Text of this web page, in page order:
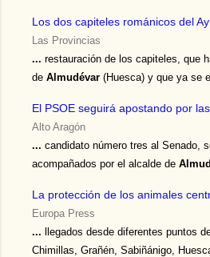
Los dos capiteles románicos del
Las Provincias
... restauración de los capiteles, que
de Almudévar (Huesca) y que ya se
El PSOE seguirá apostando por
Alto Aragón
... candidato número tres al Senado,
acompañados por el alcalde de
La protección de los animales
Europa Press
... llegados desde diferentes puntos
Chimillas, Grañén, Sabiñánigo,